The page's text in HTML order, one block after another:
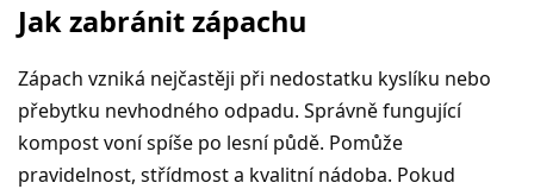
Jak zabránit zápachu
Zápach vzniká nejčastěji při nedostatku kyslíku nebo
přebytku nevhodného odpadu. Správně fungující
kompost voní spíše po lesní půdě. Pomůže
pravidelnost, střídmost a kvalitní nádoba. Pokud